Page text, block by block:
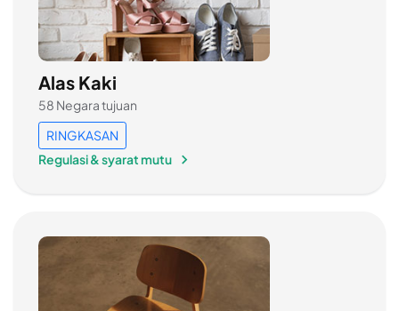
Alas Kaki
58 Negara tujuan
RINGKASAN
Regulasi & syarat mutu